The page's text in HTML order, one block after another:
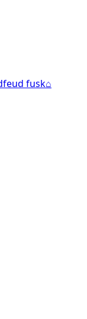
fusk⌂